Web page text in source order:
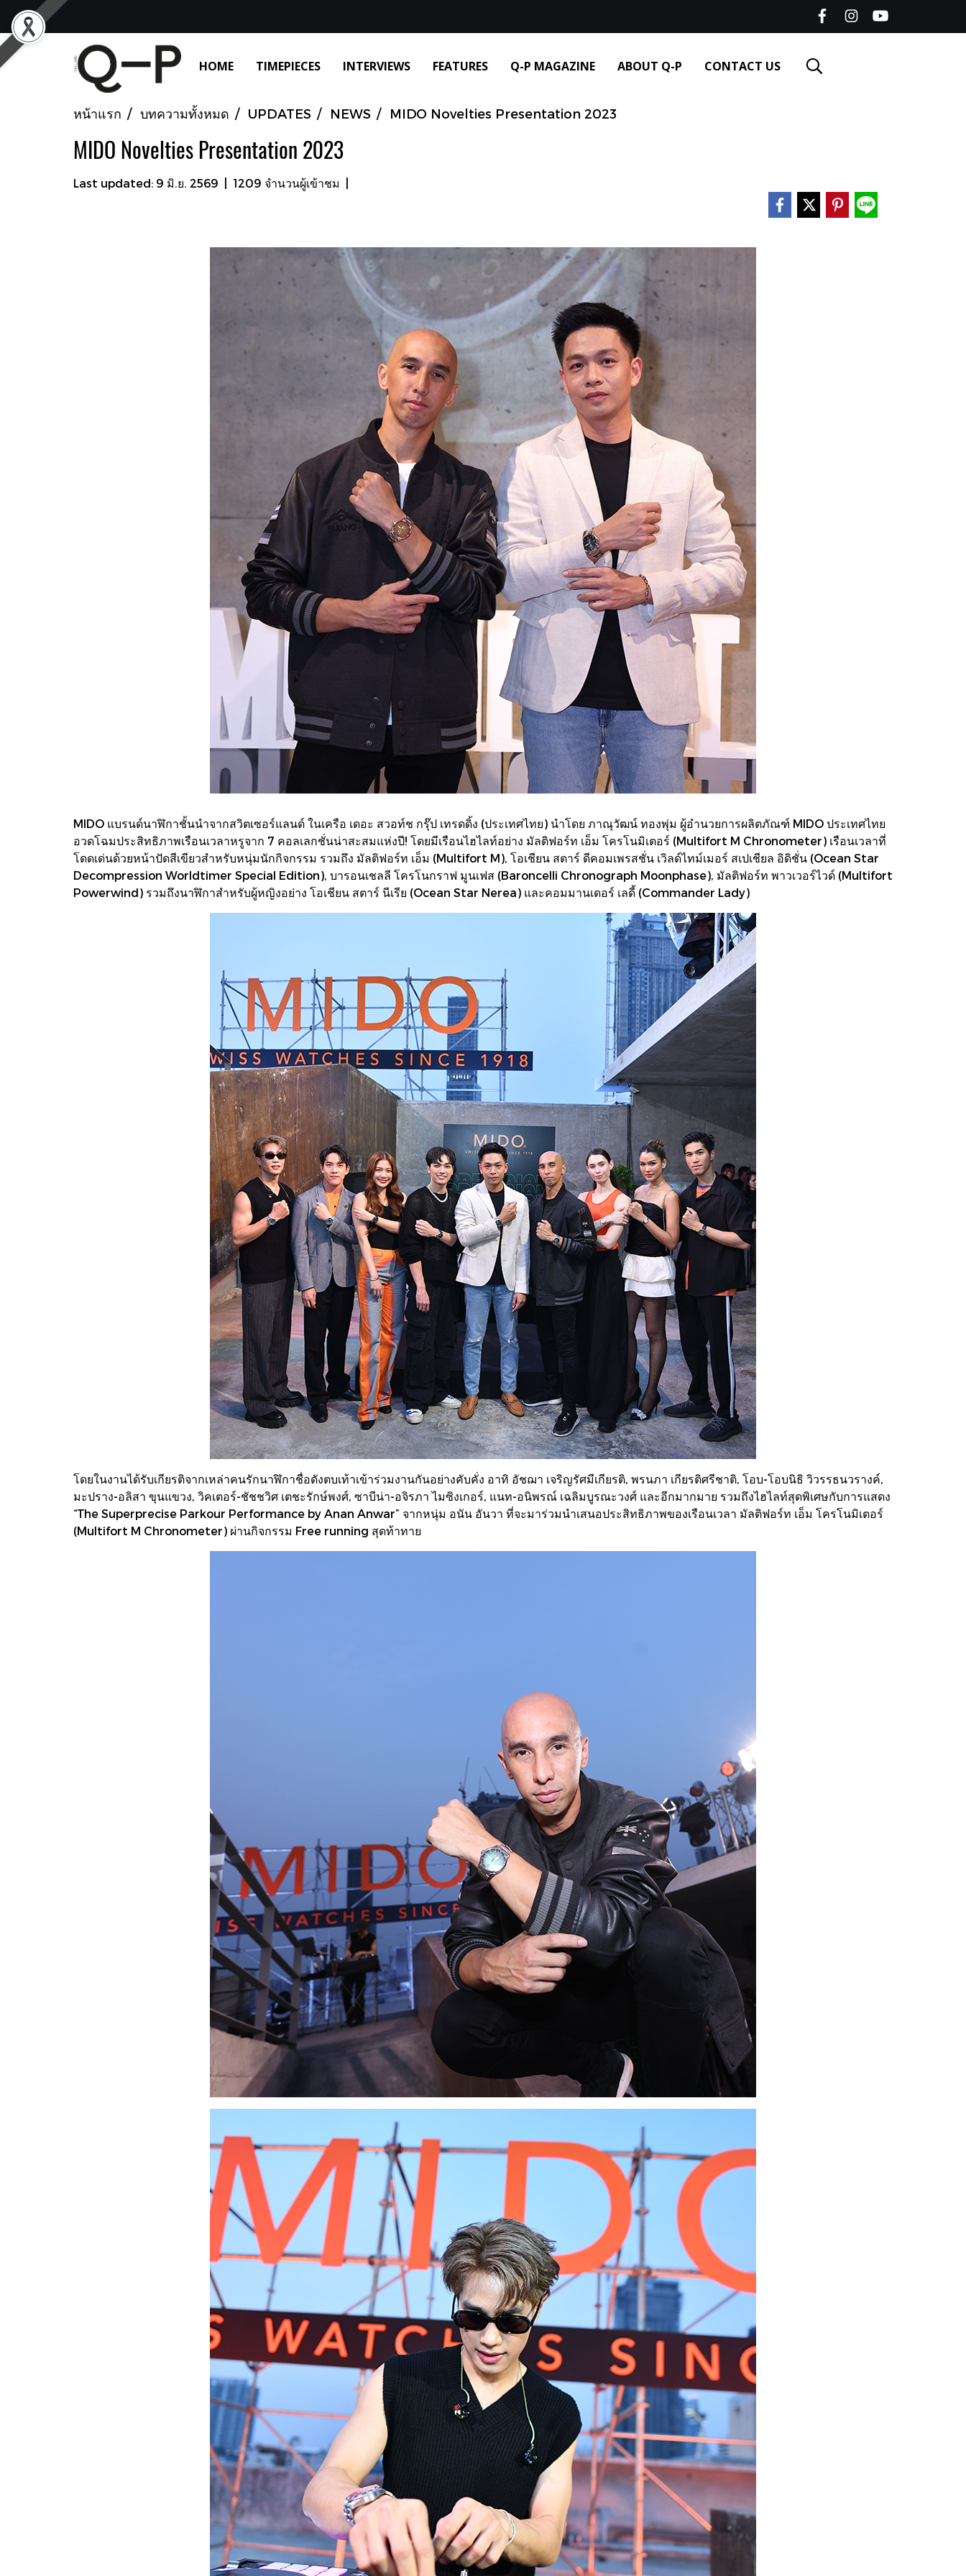
HOME TIMEPIECES INTERVIEWS FEATURES Q-P MAGAZINE ABOUT Q-P CONTACT US
หน้าแรก บทความทั้งหมด UPDATES NEWS MIDO Novelties Presentation 2023
MIDO Novelties Presentation 2023
Last updated: 9 มิ.ย. 2569 1209 จำนวนผู้เข้าชม
MIDO แบรนด์นาฬิกาชั้นนำจากสวิตเซอร์แลนด์ ในเครือ เดอะ สวอท์ช กรุ๊ป เทรดดิ้ง (ประเทศไทย) นำโดย ภาณุวัฒน์ ทองพุ่ม ผู้อำนวยการผลิตภัณฑ์ MIDO ประเทศไทย
อวดโฉมประสิทธิภาพเรือนเวลาหรูจาก 7 คอลเลกชั่นน่าสะสมแห่งปี! โดยมีเรือนไฮไลท์อย่าง มัลติฟอร์ท เอ็ม โครโนมิเตอร์ (Multifort M Chronometer) เรือนเวลาที่
โดดเด่นด้วยหน้าปัดสีเขียวสำหรับหนุ่มนักกิจกรรม รวมถึง มัลติฟอร์ท เอ็ม (Multifort M), โอเชียน สตาร์ ดีคอมเพรสชั่น เวิลด์ไทม์เมอร์ สเปเชียล อิดิชั่น (Ocean Star
Decompression Worldtimer Special Edition), บารอนเชลลี โครโนกราฟ มูนเฟส (Baroncelli Chronograph Moonphase), มัลติฟอร์ท พาวเวอร์ไวด์ (Multifort
Powerwind) รวมถึงนาฬิกาสำหรับผู้หญิงอย่าง โอเชียน สตาร์ นีเรีย (Ocean Star Nerea) และคอมมานเดอร์ เลดี้ (Commander Lady)
โดยในงานได้รับเกียรติจากเหล่าคนรักนาฬิกาชื่อดังตบเท้าเข้าร่วมงานกันอย่างคับคั่ง อาทิ อัชฌา เจริญรัศมีเกียรติ, พรนภา เกียรติศรีชาติ, โอบ-โอบนิธิ วิวรรธนวรางค์,
มะปราง-อลิสา ขุนแขวง, วิคเตอร์-ชัชชวิศ เตชะรักษ์พงศ์, ซาบีน่า-อจิรภา ไมซิงเกอร์, แนท-อนิพรณ์ เฉลิมบูรณะวงศ์ และอีกมากมาย รวมถึงไฮไลท์สุดพิเศษกับการแสดง
“The Superprecise Parkour Performance by Anan Anwar” จากหนุ่ม อนัน อันวา ที่จะมาร่วมนำเสนอประสิทธิภาพของเรือนเวลา มัลติฟอร์ท เอ็ม โครโนมิเตอร์
(Multifort M Chronometer) ผ่านกิจกรรม Free running สุดท้าทาย